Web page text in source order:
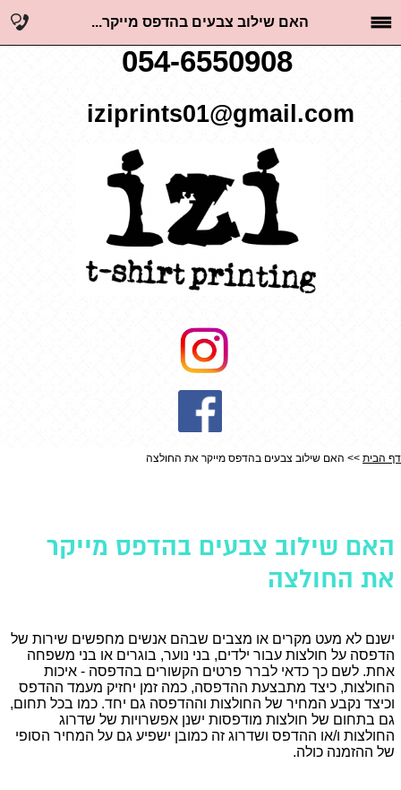
האם שילוב צבעים בהדפס מייקר...
054-6550908
iziprints01@gmail.com
דף הבית >> האם שילוב צבעים בהדפס מייקר את החולצה
האם שילוב צבעים בהדפס מייקר
את החולצה
ישנם לא מעט מקרים או מצבים שבהם אנשים מחפשים שירות של
הדפסה על חולצות עבור ילדים, בני נוער, בוגרים או בני משפחה
אחת. לשם כך כדאי לברר פרטים הקשורים בהדפסה - איכות
החולצות, כיצד מתבצעת ההדפסה, כמה זמן יחזיק מעמד ההדפס
וכיצד נקבע המחיר של החולצות וההדפסה גם יחד. כמו בכל תחום,
גם בתחום של חולצות מודפסות ישנן אפשרויות של שדרוג
החולצות ו/או ההדפס ושדרוג זה כמובן ישפיע גם על המחיר הסופי
של ההזמנה כולה.